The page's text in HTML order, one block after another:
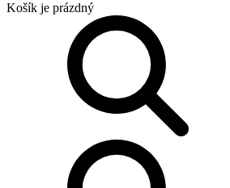
Košík je prázdný